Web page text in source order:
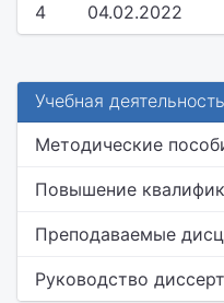
4 04.02.2022
Учебная деятельность
Методические
Повышение
Преподаваемые
Руководство